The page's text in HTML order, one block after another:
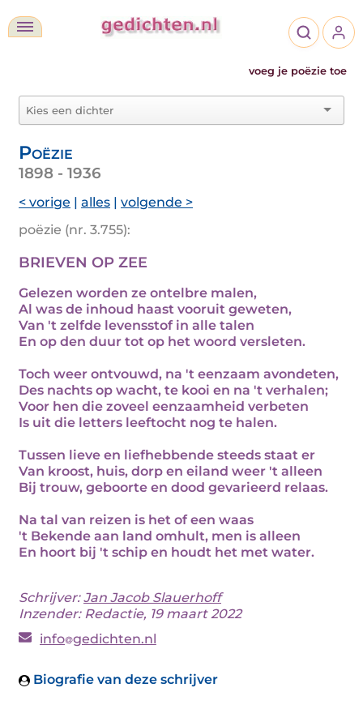
voeg je poëzie toe
Poëzie
1898 - 1936
< vorige | alles | volgende >
poëzie (nr. 3.755):
BRIEVEN OP ZEE
Gelezen worden ze ontelbre malen,
Al was de inhoud haast vooruit geweten,
Van 't zelfde levensstof in alle talen
En op den duur tot op het woord versleten.
Toch weer ontvouwd, na 't eenzaam avondeten,
Des nachts op wacht, te kooi en na 't verhalen;
Voor hen die zoveel eenzaamheid verbeten
Is uit die letters leeftocht nog te halen.
Tussen lieve en liefhebbende steeds staat er
Van kroost, huis, dorp en eiland weer 't alleen
Bij trouw, geboorte en dood gevarieerd relaas.
Na tal van reizen is het of een waas
't Bekende aan land omhult, men is alleen
En hoort bij 't schip en houdt het met water.
Schrijver:Jan Jacob Slauerhoff
Inzender: Redactie, 19 maart 2022
info gedichten.nl
Biografie van deze schrijver